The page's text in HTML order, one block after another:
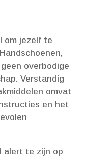
om jezelf te
overbodige
Verstandig
omvat
en het
alert te zijn op